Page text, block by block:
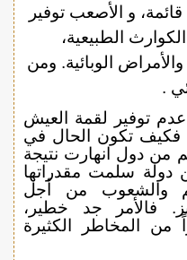
و الأصعب توفير
الطبيعية،
الوبائية. ومن
.
توفير لقمة العيش
فكيف تكون الحال في
دول انهارت نتيجة
دولة سلمت مقدراتها
والشعوب من أجل
فالأمر جد خطير،
المخاطر الكثيرة